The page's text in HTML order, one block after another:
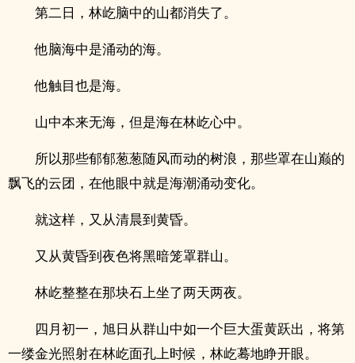
第二日，林屹脑中的山都消失了。
他脑海中是涌动的海。
他触目也是海。
山中本来无海，但是海在林屹心中。
所以那些郁郁葱葱随风而动的树浪，那些罩在山巅的
飘飞的云团，在他眼中就是海潮涌动变化。
就这样，又从清晨到黄昏。
又从黄昏到夜色将黑暗笼罩群山。
林屹整整在那块石上坐了两天两夜。
四月初一，旭日从群山中如一个巨大蛋黄跃出，将第
一缕金光照射在林屹面孔上时候，林屹蓦地睁开眼。